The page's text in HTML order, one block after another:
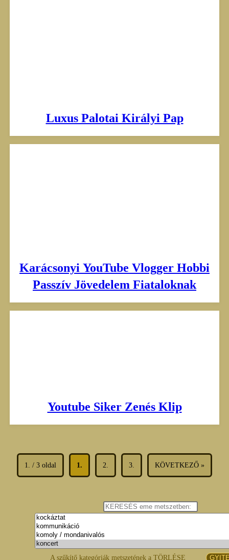
Luxus Palotai Királyi Pap
Karácsonyi YouTube Vlogger Hobbi
Passzív Jövedelem Fiataloknak
Youtube Siker Zenés Klip
1. / 3 oldal 1. 2. 3. KÖVETKEZŐ »
A szűkítő kategóriák metszetének a TÖRLÉSE